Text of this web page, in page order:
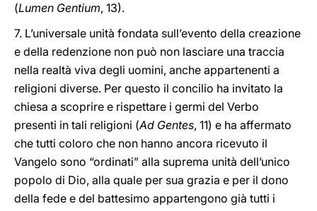
(Lumen Gentium, 13).
7. L’universale unità fondata sull’evento della creazione
e della redenzione non può non lasciare una traccia
nella realtà viva degli uomini, anche appartenenti a
religioni diverse. Per questo il concilio ha invitato la
chiesa a scoprire e rispettare i germi del Verbo
presenti in tali religioni (Ad Gentes, 11) e ha affermato
che tutti coloro che non hanno ancora ricevuto il
Vangelo sono “ordinati” alla suprema unità dell’unico
popolo di Dio, alla quale per sua grazia e per il dono
della fede e del battesimo appartengono già tutti i